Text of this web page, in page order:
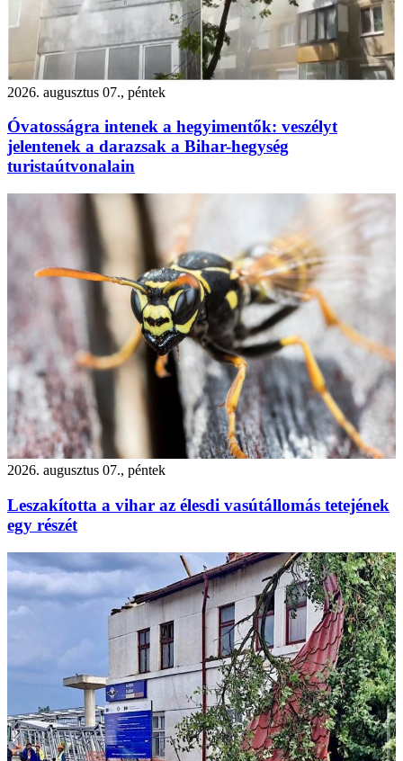
2026. augusztus 07., péntek
Óvatosságra intenek a hegyimentők: veszélyt
jelentenek a darazsak a Bihar-hegység
turistaútvonalain
2026. augusztus 07., péntek
Leszakította a vihar az élesdi vasútállomás tetejének
egy részét